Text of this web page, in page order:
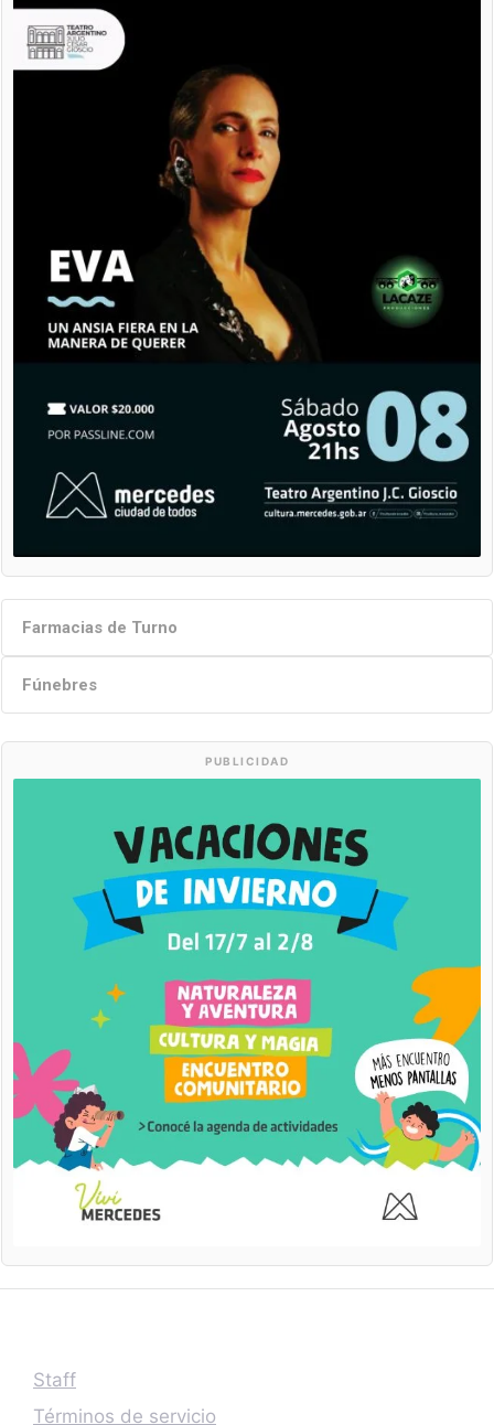
Farmacias de Turno
Fúnebres
PUBLICIDAD
Staff
Términos de servicio